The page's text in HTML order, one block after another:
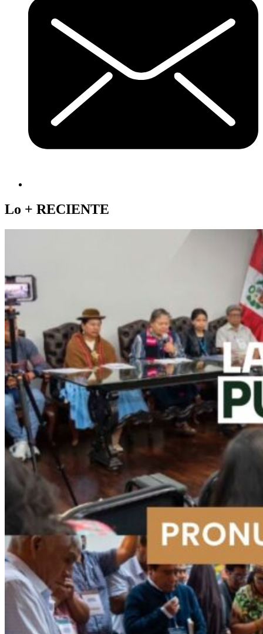
Lo + RECIENTE